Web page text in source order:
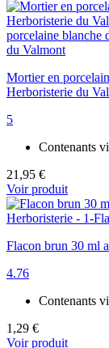
Mortier en
Herboristerie du
5
Contenants
21,95 €
Voir produit
Flacon brun 30 ml
4.76
Contenants
1,29 €
Voir produit